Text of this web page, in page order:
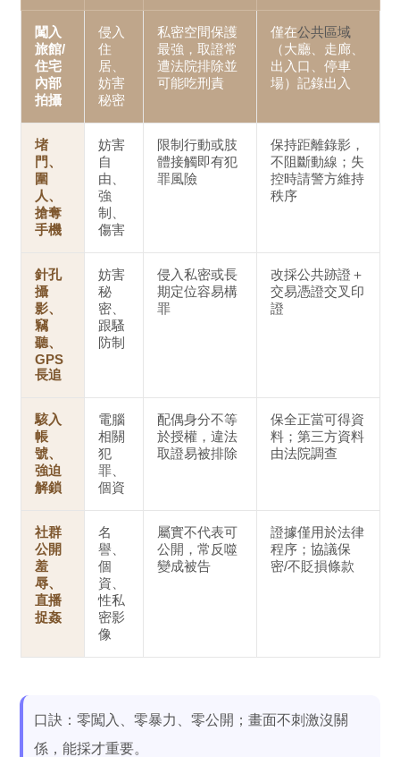
闖入
旅館/
住宅
內部
拍攝
侵入
住
居、
妨害
秘密
私密空間保護
最強，取證常
遭法院排除並
可能吃刑責
僅在公共區域
（大廳、走廊、
出入口、停車
場）記錄出入
堵
門、
圍
人、
搶奪
手機
妨害
自
由、
強
制、
傷害
限制行動或肢
體接觸即有犯
罪風險
保持距離錄影，
不阻斷動線；失
控時請警方維持
秩序
針孔
攝
影、
竊
聽、
GPS
長追
妨害
秘
密、
跟騷
防制
侵入私密或長
期定位容易構
罪
改採公共跡證＋
交易憑證交叉印
證
駭入
帳
號、
強迫
解鎖
電腦
相關
犯
罪、
個資
配偶身分不等
於授權，違法
取證易被排除
保全正當可得資
料；第三方資料
由法院調查
社群
公開
羞
辱、
直播
捉姦
名
譽、
個
資、
性私
密影
像
屬實不代表可
公開，常反噬
變成被告
證據僅用於法律
程序；協議保
密/不貶損條款
口訣：零闖入、零暴力、零公開 ；畫面不刺激沒關
係，能採才重要。